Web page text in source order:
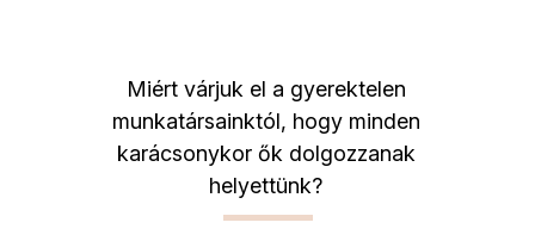
Miért várjuk el a gyerektelen
munkatársainktól, hogy minden
karácsonykor ők dolgozzanak
helyettünk?